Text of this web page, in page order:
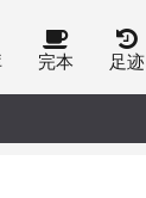
完本 足迹